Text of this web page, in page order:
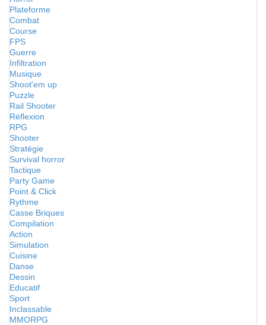
Plateforme
Combat
Course
FPS
Guerre
Infiltration
Musique
Shoot'em up
Puzzle
Rail Shooter
Réflexion
RPG
Shooter
Stratégie
Survival horror
Tactique
Party Game
Point & Click
Rythme
Casse Briques
Compilation
Action
Simulation
Cuisine
Danse
Dessin
Educatif
Sport
Inclassable
MMORPG